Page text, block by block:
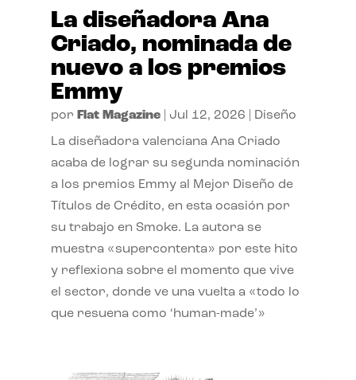
La diseñadora Ana
Criado, nominada de
nuevo a los premios
Emmy
por Flat Magazine| Jul 12, 2026 Diseño
La diseñadora valenciana Ana Criado
acaba de lograr su segunda nominación
a los premios Emmy al Mejor Diseño de
Títulos de Crédito, en esta ocasión por
su trabajo en Smoke. La autora se
muestra «supercontenta» por este hito
y reflexiona sobre el momento que vive
el sector, donde ve una vuelta a «todo lo
que resuena como ‘human-made’»